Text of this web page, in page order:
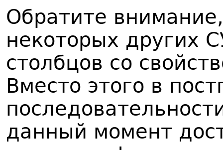
Обратите
некоторых других
столбцов со
Вместо этого в
данный момент